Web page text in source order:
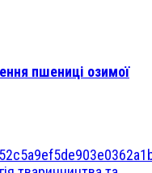
пшениці озимої